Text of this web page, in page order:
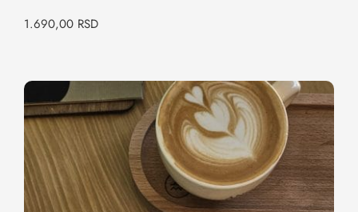
1.690,00 RSD